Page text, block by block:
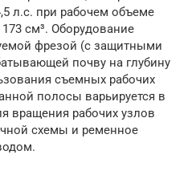
л.с. при рабочем объеме
см³. Оборудование
фрезой (с защитными
почву на глубину
съемных рабочих
полосы варьируется в
вращения рабочих узлов
схемы и ременное